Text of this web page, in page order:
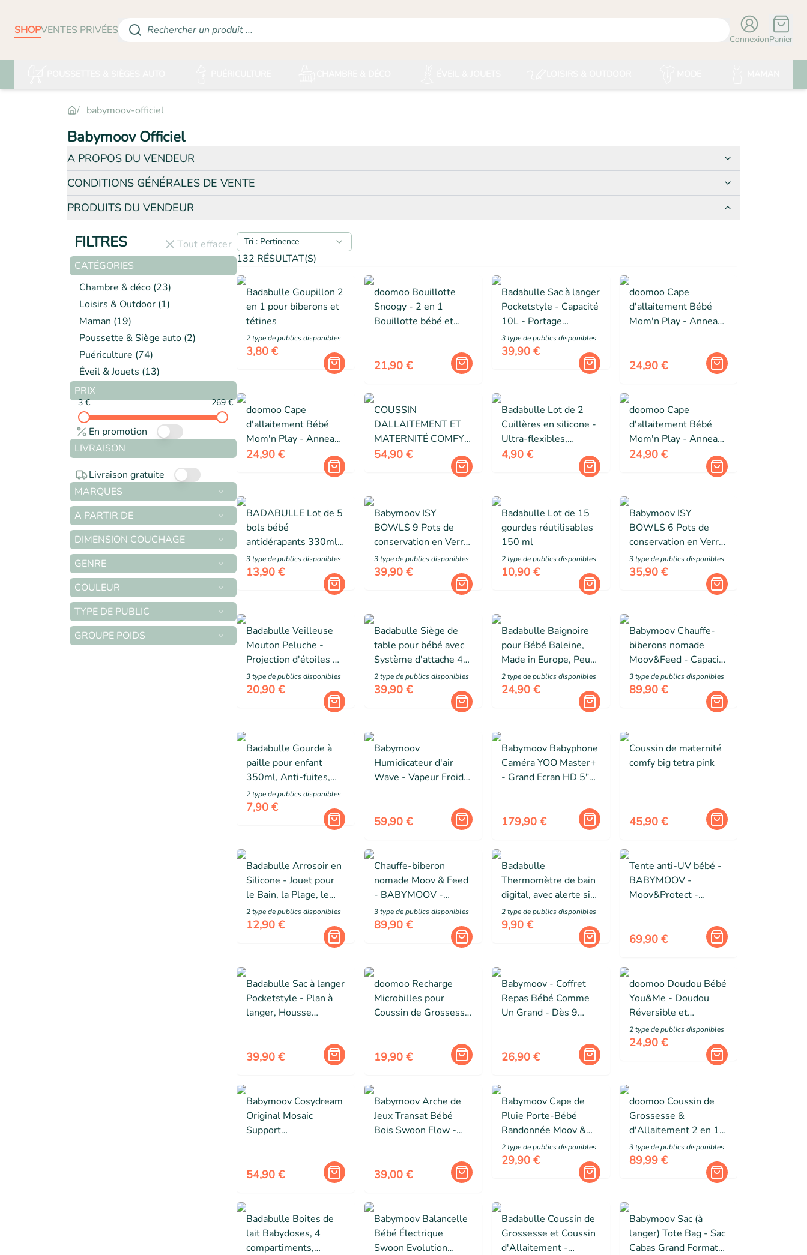
SHOPVENTES PRIVÉES Rechercher un produit ...
ConnexionPanier
babymoov-officiel
Babymoov Officiel
A PROPOS DU VENDEUR
CONDITIONS GÉNÉRALES DE VENTE
PRODUITS DU VENDEUR
FILTRES
Tout effacer
CATÉGORIES
Chambre & déco (23)
Loisirs & Outdoor (1)
Maman (19)
Poussette & Siège auto (2)
Puériculture (74)
Éveil & Jouets (13)
PRIX
3 € 269 €
En promotion
LIVRAISON
Livraison gratuite
MARQUES
A PARTIR DE
DIMENSION COUCHAGE
GENRE
COULEUR
TYPE DE PUBLIC
GROUPE POIDS
Tri : Pertinence
132 RÉSULTAT(S)
Badabulle Goupillon 2
en 1 pour biberons et
tétines
2type de publics disponibles
3,80 €
doomoo Bouillotte
Snoogy - 2 en 1
Bouillotte bébé et
coliques et facilite la
digestion, Love Pink
21,90 €
Badabulle Sac à langer
Pocketstyle - Capacité
10L - Portage
boudoulière ou
poignées
3type de publics disponibles
39,90 €
doomoo Cape
d'allaitement Bébé
Mom'n Play - Anneau
Attacher la Cape et
Occuper Bébé, Tetra
24,90 €
doomoo Cape
d'allaitement Bébé
Mom'n Play - Anneau
en Silicone pour
Attacher la Cape et
24,90 €
COUSSIN
DALLAITEMENT ET
MATERNITÉ COMFY
BIG TETRA GRIS
54,90 €
Badabulle Lot de 2
Cuillères en silicone -
Ultra-flexibles,
Ergonomiques, Sans
4,90 €
doomoo Cape
d'allaitement Bébé
Mom'n Play - Anneau
en Silicone pour
Attacher la Cape et
Brick
24,90 €
BADABULLE Lot de 5
bols bébé
antidérapants 330ml,
couvercles
hermétiques + 3
cuillères souples 1er
3type de publics disponibles
13,90 €
Babymoov ISY
BOWLS 9 Pots de
conservation en Verre
Borosilicate Gradués -
6x250ml + 3x120ml
3 type de publics disponibles
39,90 €
Badabulle Lot de 15
gourdes réutilisables
150 ml
2type de publics disponibles
10,90 €
Babymoov ISY
BOWLS 6 Pots de
conservation en Verre
Borosilicate - Gradués
250ml
3 type de publics disponibles
35,90 €
Badabulle Veilleuse
Mouton Peluche -
Projection d'étoiles &
Berceuses
3type de publics disponibles
20,90 €
Badabulle Siège de
table pour bébé avec
Système d'attache 4
bras, Pliage Ultra
Compact, De 6 à 36
2 type de publics disponibles
39,90 €
Badabulle Baignoire
pour Bébé Baleine,
Made in Europe, Peut
contenir un hamac ou
un fauteuil de bain,
Dès la naissance à 24
2type de publics disponibles
24,90 €
Babymoov Chauffe-
biberons nomade
Moov&Feed - Capacité
340ml - Température
réglable - Maintien
chaud, Vert Sauge
3 type de publics disponibles
89,90 €
Badabulle Gourde à
paille pour enfant
350ml, Anti-fuites,
12m+
2type de publics disponibles
7,90 €
Babymoov
Humidicateur d'air
Wave - Vapeur Froide
Minuterie - Arrêt Auto
59,90 €
Babymoov Babyphone
Caméra YOO Master+
- Grand Ecran HD 5"
360° - Mode VOX
179,90 €
Coussin de maternité
comfy big tetra pink
45,90 €
Badabulle Arrosoir en
Silicone - Jouet pour
le Bain, la Plage, le
Plein Air
2type de publics disponibles
12,90 €
Chauffe-biberon
nomade Moov & Feed
- BABYMOOV -
340ml - minéral beige
- Réglage
3 type de publics disponibles
89,90 €
Badabulle
Thermomètre de bain
digital, avec alerte si
eau trop chaude ou
trop froide
2type de publics disponibles
9,90 €
Tente anti-UV bébé -
BABYMOOV -
Moov&Protect -
ventilée -
69,90 €
Badabulle Sac à langer
Pocketstyle - Plan à
langer, Housse
Attaches-poussette
inclus, Bleu
39,90 €
doomoo Recharge
Microbilles pour
Coussin de Grossesse
Transfert avec paille
19,90 €
Babymoov - Coffret
Repas Bébé Comme
Un Grand - Dès 9
avec Ergothérapeute -
Silicone - Little Roar
26,90 €
doomoo Doudou Bébé
You&Me - Doudou
Réversible et
Réconfortant - Fourni
avec 2 Corps pour
Transporter l'Odeur du
2 type de publics disponibles
24,90 €
Babymoov Cosydream
Original Mosaic
Support
Réducteur Nouveau-
Né 0 - 3 mois
54,90 €
Babymoov Arche de
Jeux Transat Bébé
Bois Swoon Flow -
39,00 €
Babymoov Cape de
Pluie Porte-Bébé
Randonnée Moov &
Hike - Couverture
intégrale - 3 Fenêtres
2type de publics disponibles
29,90 €
doomoo Coussin de
Grossesse &
d'Allaitement 2 en 1
Twisty - Ultra Confort
- Microbilles Ultra-
Fines - Oeko-TEX et
3 type de publics disponibles
89,99 €
Badabulle Boites de
lait Babydoses, 4
compartiments,
Babymoov Balancelle
Bébé Électrique
Swoon Evolution
Badabulle Coussin de
Grossesse et Coussin
d'Allaitement -
Babymoov Sac (à
langer) Tote Bag - Sac
Cabas Grand Format